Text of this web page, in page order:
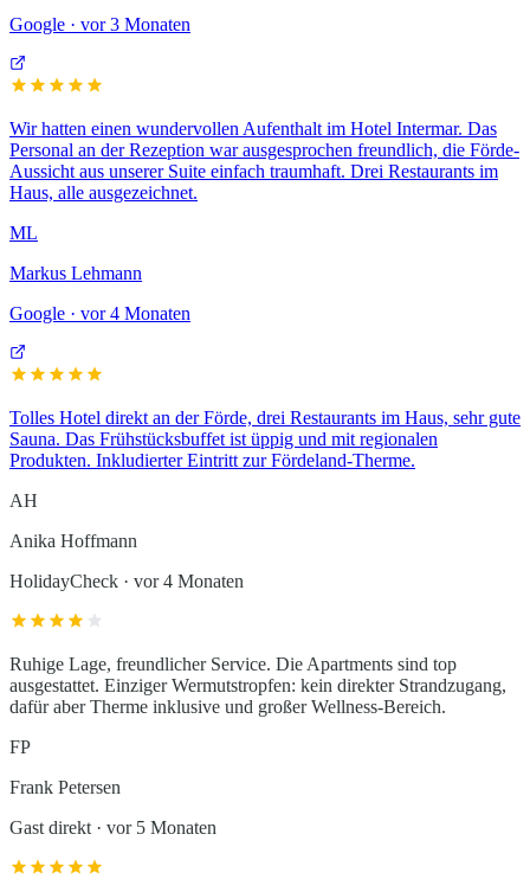
Google · vor 3 Monaten
Wir hatten einen wundervollen Aufenthalt im Hotel Intermar. Das
Personal an der Rezeption war ausgesprochen freundlich, die Förde-
Aussicht aus unserer Suite einfach traumhaft. Drei Restaurants im
Haus, alle ausgezeichnet.
ML
Markus Lehmann
Google · vor 4 Monaten
Tolles Hotel direkt an der Förde, drei Restaurants im Haus, sehr gute
Sauna. Das Frühstücksbuffet ist üppig und mit regionalen
Produkten. Inkludierter Eintritt zur Fördeland-Therme.
AH
Anika Hoffmann
HolidayCheck · vor 4 Monaten
Ruhige Lage, freundlicher Service. Die Apartments sind top
ausgestattet. Einziger Wermutstropfen: kein direkter Strandzugang,
dafür aber Therme inklusive und großer Wellness-Bereich.
FP
Frank Petersen
Gast direkt · vor 5 Monaten